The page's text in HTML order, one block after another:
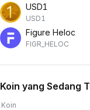
USD1
USD1
Figure Heloc
FIGR_HELOC
Koin yang Sedang
Koin